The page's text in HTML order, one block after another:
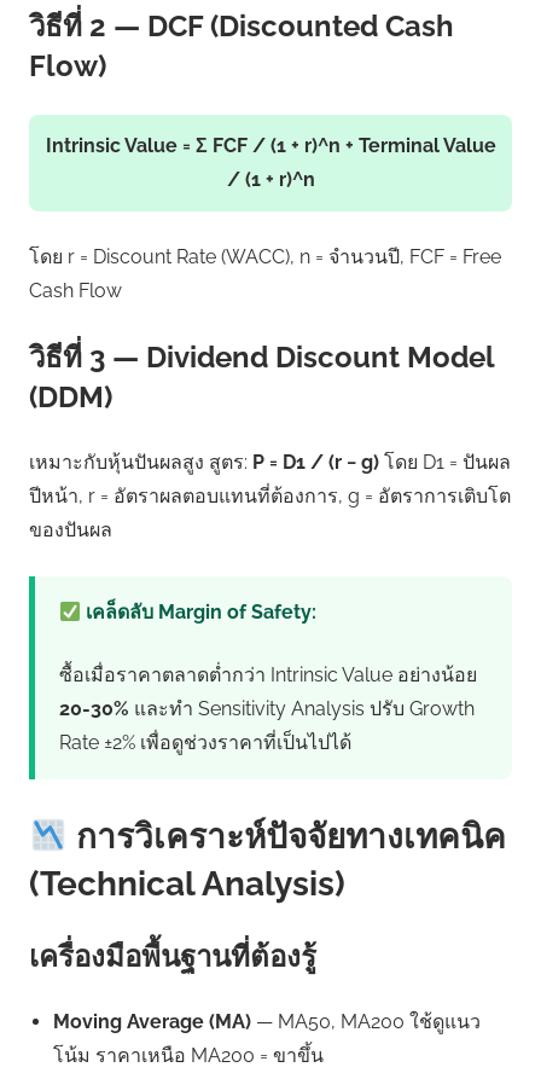
วิธีที่ 2 — DCF (Discounted Cash
Flow)
Intrinsic Value = Σ FCF / (1 + r)^n + Terminal Value
/ (1 + r)^n
โดย r = Discount Rate (WACC), n = จำนวนปี, FCF = Free
Cash Flow
วิธีที่ 3 — Dividend Discount Model
(DDM)
เหมาะกับหุ้นปันผลสูง สูตร: P = D1 / (r − g) โดย D1 = ปันผล
ปีหน้า, r = อัตราผลตอบแทนที่ต้องการ, g = อัตราการเติบโต
ของปันผล
เคล็ดลับ Margin of Safety:
ซื้อเมื่อราคาตลาดต่ำกว่า Intrinsic Value อย่างน้อย
20-30% และทำ Sensitivity Analysis ปรับ Growth
Rate ±2% เพื่อดูช่วงราคาที่เป็นไปได้
การวิเคราะห์ปัจจัยทางเทคนิค
(Technical Analysis)
เครื่องมือพื้นฐานที่ต้องรู้
Moving Average (MA) — MA50, MA200 ใช้ดูแนว
โน้ม ราคาเหนือ MA200 = ขาขึ้น